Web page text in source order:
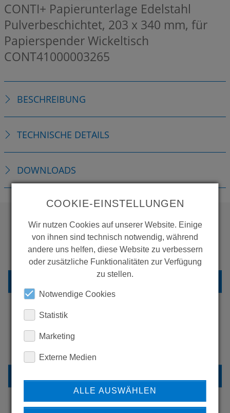
CONTI+ Papierunterlage Edelstahl
Pulverbeschichtet, 203 x 340 mm, für
Papierspender Wickeltisch
CONT41000003265
BESCHREIBUNG
TECHNISCHE DETAILS
DOWNLOADS
WOLLEN SIE MEHR
PRODUKTE SEHEN?
ERFAHREN SIE MEHR ÜBER
COOKIE-EINSTELLUNGEN
Wir nutzen Cookies auf unserer Website. Einige
von ihnen sind technisch notwendig, während
andere uns helfen, diese Website zu verbessern
oder zusätzliche Funktionalitäten zur Verfügung
zu stellen.
Notwendige Cookies
Statistik
Marketing
Externe Medien
ALLE AUSWÄHLEN